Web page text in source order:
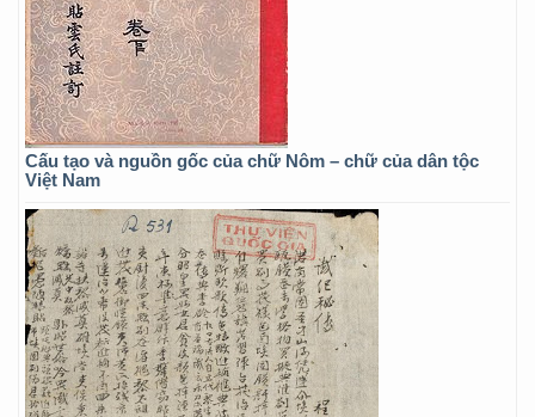
Cấu tạo và nguồn gốc của chữ Nôm – chữ của dân tộc
Việt Nam